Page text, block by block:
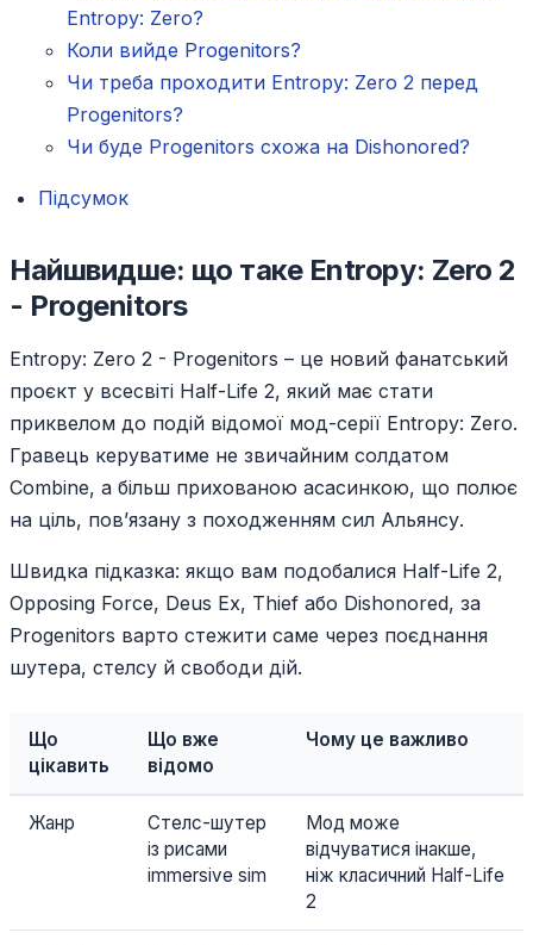
Entropy: Zero?
Коли вийде Progenitors?
Чи треба проходити Entropy: Zero 2 перед
Progenitors?
Чи буде Progenitors схожа на Dishonored?
Підсумок
Найшвидше: що таке Entropy: Zero 2
- Progenitors
Entropy: Zero 2 - Progenitors – це новий фанатський
проєкт у всесвіті Half-Life 2, який має стати
приквелом до подій відомої мод-серії Entropy: Zero.
Гравець керуватиме не звичайним солдатом
Combine, а більш прихованою асасинкою, що полює
на ціль, пов’язану з походженням сил Альянсу.
Швидка підказка: якщо вам подобалися Half-Life 2,
Opposing Force, Deus Ex, Thief або Dishonored, за
Progenitors варто стежити саме через поєднання
шутера, стелсу й свободи дій.
Що
цікавить
Що вже
відомо
Чому це важливо
Жанр
Стелс-шутер
із рисами
immersive sim
Мод може
відчуватися інакше,
ніж класичний Half-Life
2